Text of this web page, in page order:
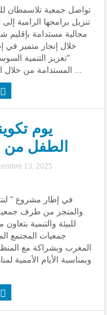
تواصل جمعية تلاسمطان
تنزيل برامجها الرامية
مجالية مستدامة بإقليم
خلال إنجاز متميز في
"تعزيز التنمية
يوم
الطفل من
13, 2025
في إطار مشروع "
والمنجز من طرف
للبيئة والتنمية
جمعيات المجتمع
المغرب وبشراكة مع